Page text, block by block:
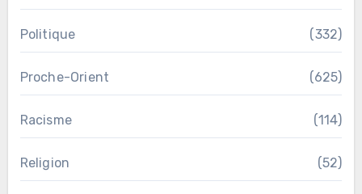
Politique (332)
Proche-Orient (625)
Racisme (114)
Religion (52)